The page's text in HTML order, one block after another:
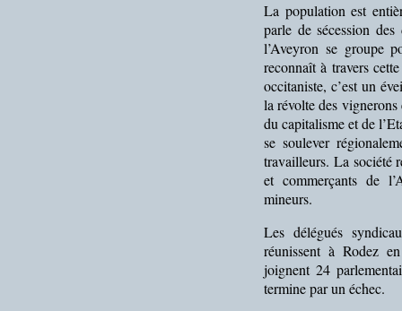
La population est
parle de sécession
l’Aveyron se groupe
reconnaît à travers
occitaniste, c’est un
la révolte des
du capitalisme et de
se soulever
travailleurs. La société
et commerçants de
mineurs.
Les délégués
réunissent à Rodez
joignent 24
termine par un échec.